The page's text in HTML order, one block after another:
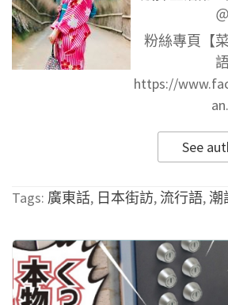
粉絲專頁【
https://
See
Tags: 廣東話, 日本街訪, 流行語,潮